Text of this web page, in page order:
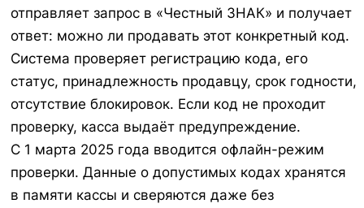
отправляет запрос в «Честный ЗНАК» и получает
ответ: можно ли продавать этот конкретный код.
Система проверяет регистрацию кода, его
статус, принадлежность продавцу, срок годности,
отсутствие блокировок. Если код не проходит
проверку, касса выдаёт предупреждение.
С 1 марта 2025 года вводится офлайн-режим
проверки. Данные о допустимых кодах хранятся
в памяти кассы и сверяются даже без